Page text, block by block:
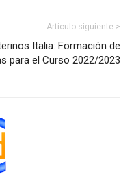
Artículo siguiente >
Italia: Formación de
para el Curso 2022/2023